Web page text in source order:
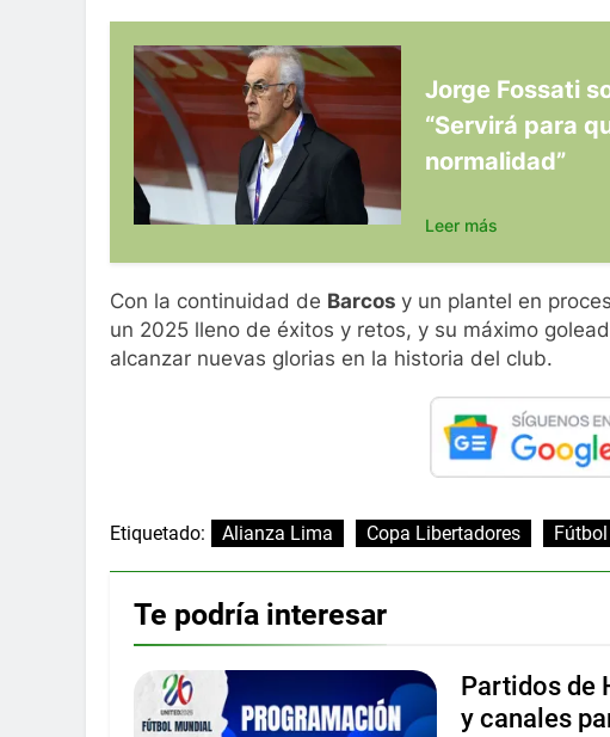
Jorge Fossati
“Servirá para
normalidad”
Leer más
Con la continuidad de Barcos y un plantel en
un 2025 lleno de éxitos y retos, y su máximo
alcanzar nuevas glorias en la historia del club.
Etiquetado: Alianza Lima Copa Libertadores
Te podría interesar
Partidos de
y canales